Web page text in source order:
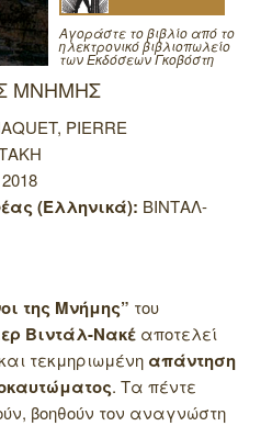
Αγοράστε το βιβλίο από το
ηλεκτρονικό βιβλιοπωλείο
των Εκδόσεων Γκοβόστη
ΜΝΗΜΗΣ
PIERRE
2018
(Ελληνικά): ΒΙΝΤΑΛ-
της Μνήμης” του
Βιντάλ-Νακέ αποτελεί
τεκμηριωμένη απάντηση
. Τα πέντε
βοηθούν τον αναγνώστη